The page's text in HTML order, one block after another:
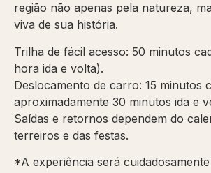
região não apenas pela natureza,
viva de sua história.
Trilha de fácil acesso: 50 minutos
hora ida e volta).
Deslocamento de carro: 15 minutos
aproximadamente 30 minutos ida e
Saídas e retornos dependem do
terreiros e das festas.
*A experiência será